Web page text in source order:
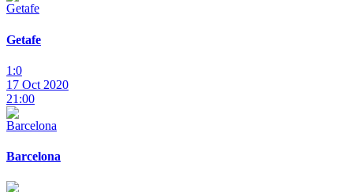
Getafe
1:0
17 Oct 2020
21:00
Barcelona